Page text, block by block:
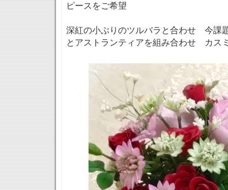
ピースをご希望
深紅の小ぶりのツルバラと合わせ 今課
とアストランティアを組み合わせ カス